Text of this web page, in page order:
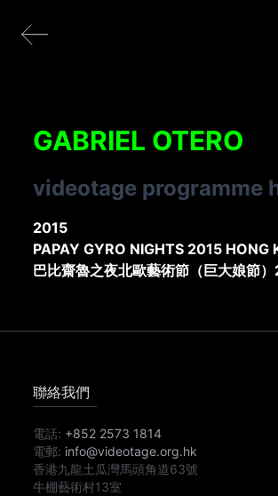
GABRIEL OTERO
videotage programme
2015
PAPAY GYRO NIGHTS 2015 HONG
巴比齋魯之夜北歐藝術節（巨大娘節
聯絡我們
電話: +852 2573 1814
電郵: info@videotage.org.hk
香港九龍土瓜灣馬頭角道63號
牛棚藝術村13室